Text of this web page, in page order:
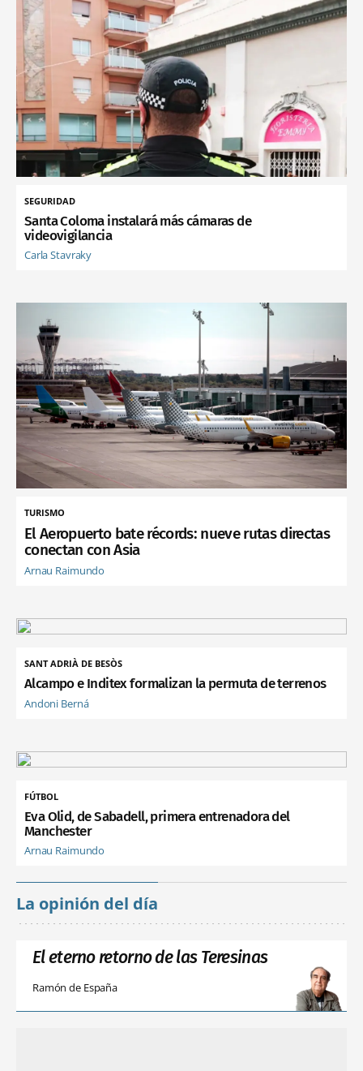
SEGURIDAD
Santa Coloma instalará más cámaras de
videovigilancia
Carla Stavraky
TURISMO
El Aeropuerto bate récords: nueve rutas directas
conectan con Asia
Arnau Raimundo
SANT ADRIÀ DE BESÒS
Alcampo e Inditex formalizan la permuta de terrenos
Andoni Berná
FÚTBOL
Eva Olid, de Sabadell, primera entrenadora del
Manchester
Arnau Raimundo
La opinión del día
El eterno retorno de las Teresinas
Ramón de España